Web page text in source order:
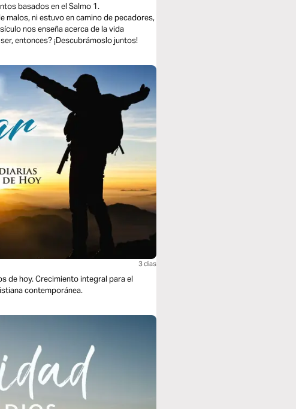
basados en el Salmo 1.
malos, ni estuvo en camino de pecadores,
nos enseña acerca de la vida
entonces? ¡Descubrámoslo juntos!
3 dias
de hoy. Crecimiento integral para el
contemporánea.